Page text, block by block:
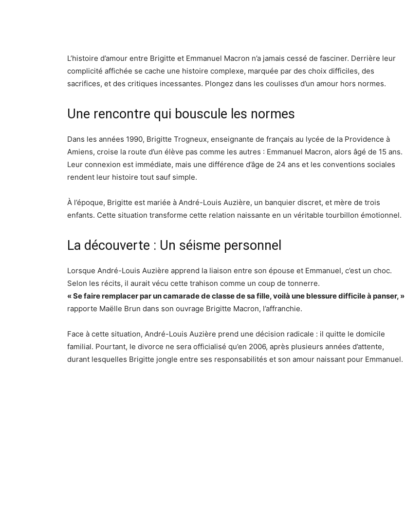
L’histoire d’amour entre Brigitte et Emmanuel Macron n’a jamais cessé de fasciner. Derrière leur
complicité affichée se cache une histoire complexe, marquée par des choix difficiles, des
sacrifices, et des critiques incessantes. Plongez dans les coulisses d’un amour hors normes.
Une rencontre qui bouscule les normes
Dans les années 1990, Brigitte Trogneux, enseignante de français au lycée de la Providence à
Amiens, croise la route d’un élève pas comme les autres : Emmanuel Macron, alors âgé de 15 ans.
Leur connexion est immédiate, mais une différence d’âge de 24 ans et les conventions sociales
rendent leur histoire tout sauf simple.
À l’époque, Brigitte est mariée à André-Louis Auzière, un banquier discret, et mère de trois
enfants. Cette situation transforme cette relation naissante en un véritable tourbillon émotionnel.
La découverte : Un séisme personnel
Lorsque André-Louis Auzière apprend la liaison entre son épouse et Emmanuel, c’est un choc.
Selon les récits, il aurait vécu cette trahison comme un coup de tonnerre.
« Se faire remplacer par un camarade de classe de sa fille, voilà une blessure difficile à panser, »
rapporte Maëlle Brun dans son ouvrage Brigitte Macron, l’affranchie.
Face à cette situation, André-Louis Auzière prend une décision radicale : il quitte le domicile
familial. Pourtant, le divorce ne sera officialisé qu’en 2006, après plusieurs années d’attente,
durant lesquelles Brigitte jongle entre ses responsabilités et son amour naissant pour Emmanuel.